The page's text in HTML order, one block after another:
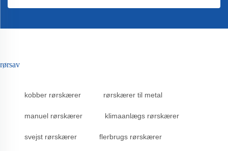
rørsav
kobber rørskærer rørskærer til metal
manuel rørskærer klimaanlægs rørskærer
svejst rørskærer flerbrugs rørskærer